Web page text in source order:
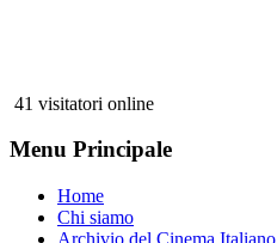
41 visitatori online
Menu Principale
Home
Chi siamo